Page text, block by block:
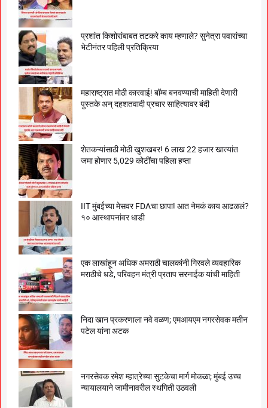
प्रशांत किशोरांबाबत तटकरे काय म्हणाले? सुनेत्रा पवारांच्या
भेटीनंतर पहिली प्रतिक्रिया
महाराष्ट्रात मोठी कारवाई! बॉम्ब बनवण्याची माहिती देणारी
पुस्तके अन् दहशतवादी प्रचार साहित्यावर बंदी
शेतकऱ्यांसाठी मोठी खुशखबर! 6 लाख 22 हजार खात्यांत
जमा होणार 5,029 कोटींचा पहिला हप्ता
IIT मुंबईच्या मेसवर FDAचा छापा! आत नेमकं काय आढळलं?
१० आस्थापनांवर धाडी
एक लाखांहून अधिक अमराठी चालकांनी गिरवले व्यवहारिक
मराठीचे धडे, परिवहन मंत्री प्रताप सरनाईक यांची माहिती
निदा खान प्रकरणाला नवे वळण; एमआयएम नगरसेवक मतीन
पटेल यांना अटक
नगरसेवक रमेश म्हात्रेच्या सुटकेचा मार्ग मोकळा; मुंबई उच्च
न्यायालयाने जामीनावरील स्थगिती उठवली